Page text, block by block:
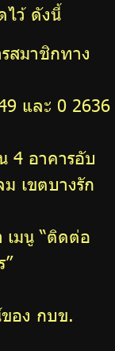
ไว้ ดังนี้
สมาชิกทาง
และ 0 2636
4 อาคารอับ
เขตบางรัก
เมนู “ติดต่อ
”
อง กบข.